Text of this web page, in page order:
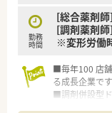
勤務
時間
[総合薬剤
[調剤薬剤
※変形労働
■毎年100 店
る成長企業です
■調剤併設型ド